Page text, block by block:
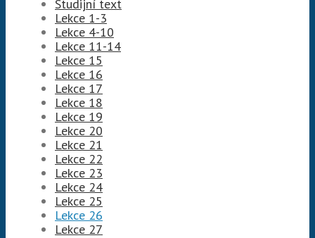
Studijní text
Lekce 1-3
Lekce 4-10
Lekce 11-14
Lekce 15
Lekce 16
Lekce 17
Lekce 18
Lekce 19
Lekce 20
Lekce 21
Lekce 22
Lekce 23
Lekce 24
Lekce 25
Lekce 26
Lekce 27